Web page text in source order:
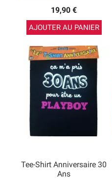
19,90 €
AJOUTER AU PANIER
Tee-Shirt Anniversaire 30
Ans